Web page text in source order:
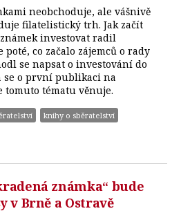
neobchoduje, ale vášnivě
filatelistický trh. Jak začít
investovat radil
co začalo zájemců o rady
se napsat o investování do
se o první publikaci na
tomuto tématu věnuje.
knihy o sběratelství
známka“ bude
v Brně a Ostravě